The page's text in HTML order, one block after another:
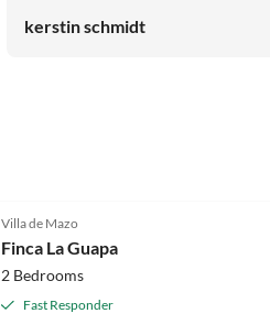
kerstin schmidt
Villa de Mazo
Finca La Guapa
2 Bedrooms
Fast Responder